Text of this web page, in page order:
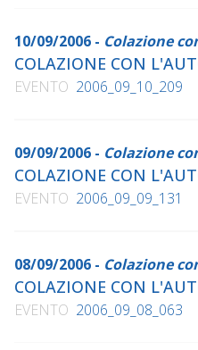
10/09/2006 - Colazione
COLAZIONE CON
EVENTO 2006_09_10_209
09/09/2006 - Colazione
COLAZIONE CON
EVENTO 2006_09_09_131
08/09/2006 - Colazione
COLAZIONE CON
EVENTO 2006_09_08_063